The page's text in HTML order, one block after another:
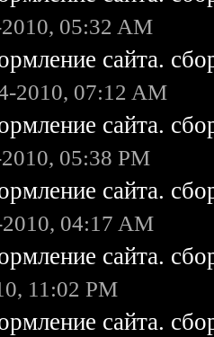
05:32 AM
сайта.
2010, 07:12 AM
сайта.
05:38 PM
сайта.
04:17 AM
сайта.
11:02 PM
сайта.